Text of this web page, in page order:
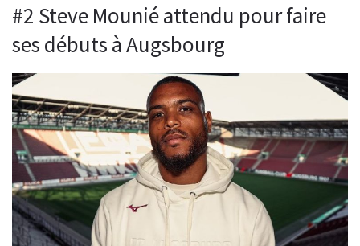
#2 Steve Mounié attendu pour faire
ses débuts à Augsbourg